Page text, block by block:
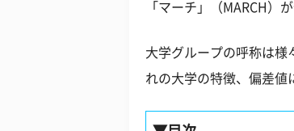
「マーチ」（MARCH）
大学グループの呼称は様
れの大学の特徴、偏差値